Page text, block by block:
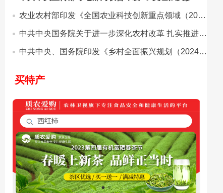
农业农村部印发《全国农业科技创新重点领域（2024–2028年）》
中共中央国务院关于进一步深化农村改革 扎实推进乡村全面振兴的意见
中共中央、国务院印发《乡村全面振兴规划（2024—2027年）》
买特产